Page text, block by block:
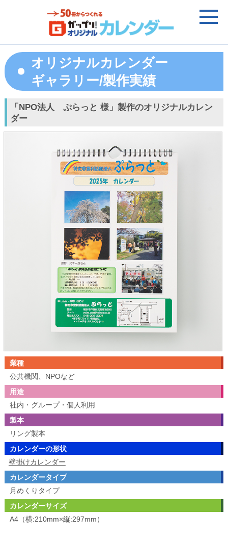
オリジナルカレンダー
ギャラリー/製作実績
「NPO法人 ぷらっと 様」製作のオリジナルカレン
ダー
業種
公共機関、NPOなど
用途
社内・グループ・個人利用
製本
リング製本
カレンダーの形状
壁掛けカレンダー
カレンダータイプ
月めくりタイプ
カレンダーサイズ
A4（横:210mm×縦:297mm）